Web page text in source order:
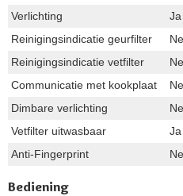
Verlichting
Ja
Reinigingsindicatie geurfilter
Reinigingsindicatie vetfilter
Communicatie met kookplaat
Dimbare verlichting
Vetfilter uitwasbaar
Ja
Anti-Fingerprint
Bediening